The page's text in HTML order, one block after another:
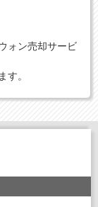
ォン売却サービ
す。